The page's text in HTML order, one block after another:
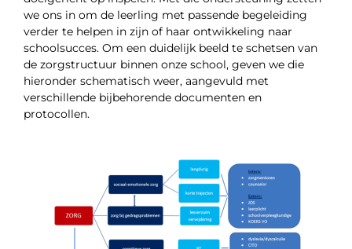
we ons in om de leerling met passende begeleiding
verder te helpen in zijn of haar ontwikkeling naar
schoolsucces. Om een duidelijk beeld te schetsen van
de zorgstructuur binnen onze school, geven we die
hieronder schematisch weer, aangevuld met
verschillende bijbehorende documenten en
protocollen.